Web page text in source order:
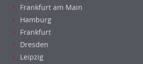
Frankfurt am Main
Hamburg
Frankfurt
Dresden
Leipzig